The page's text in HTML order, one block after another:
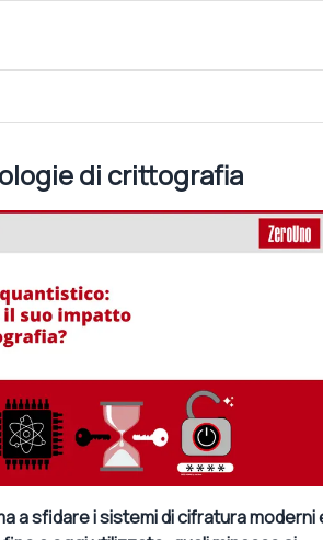
di crittografia
a sfidare i sistemi di cifratura moderni